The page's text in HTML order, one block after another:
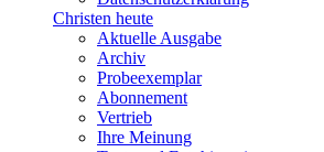
Christen heute
Aktuelle Ausgabe
Archiv
Probeexemplar
Abonnement
Vertrieb
Ihre Meinung